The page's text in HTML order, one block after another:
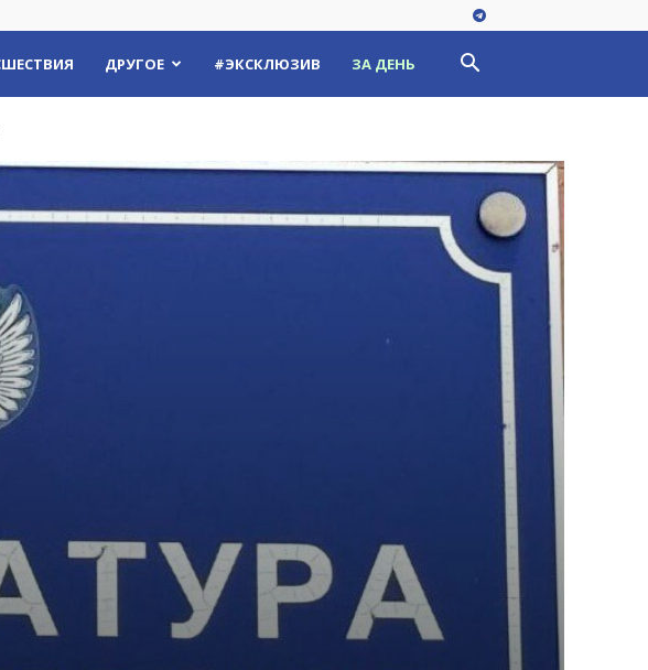
ДРУГОЕ #ЭКСКЛЮЗИВ ЗА ДЕНЬ